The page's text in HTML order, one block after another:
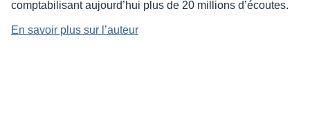
comptabilisant aujourd’hui plus de 20 millions d’écoutes.
En savoir plus sur l’auteur